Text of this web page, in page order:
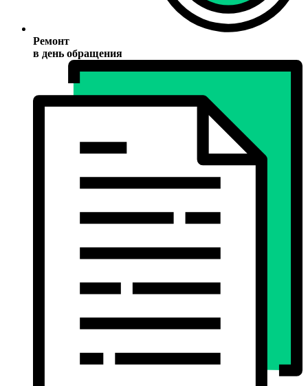
Ремонт
в день обращения